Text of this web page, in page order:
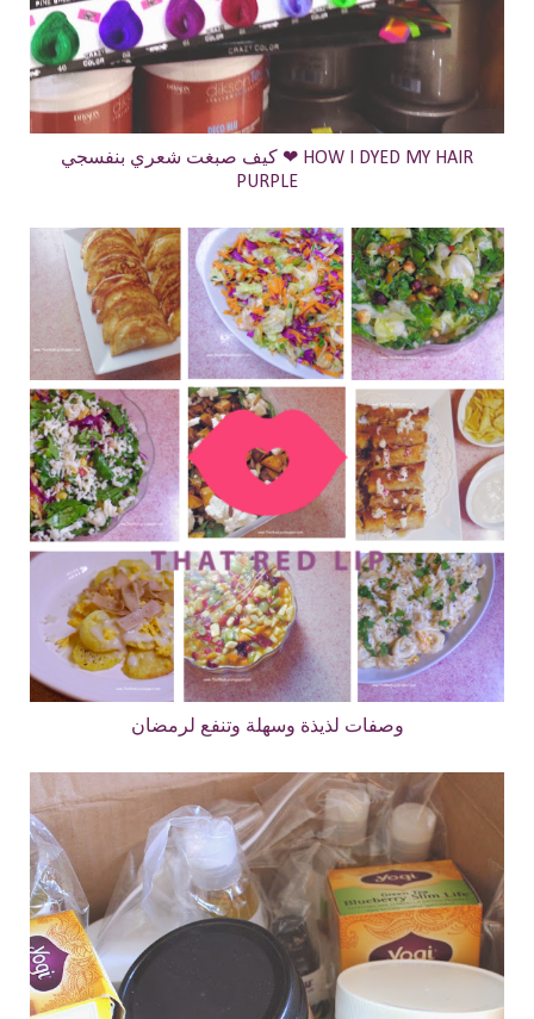
كيف صبغت شعري بنفسجي ❤ HOW I DYED MY HAIR
PURPLE
وصفات لذيذة وسهلة وتنفع لرمضان